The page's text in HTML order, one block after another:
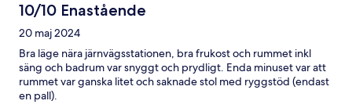
10/10 Enastående
20 maj 2024
Bra läge nära järnvägsstationen, bra frukost och rummet inkl
säng och badrum var snyggt och prydligt. Enda minuset var att
rummet var ganska litet och saknade stol med ryggstöd (endast
en pall).